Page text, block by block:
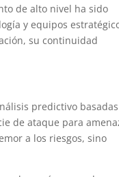
de alto nivel ha sido
y equipos
su continuidad
predictivo
de ataque para
a los riesgos, sino